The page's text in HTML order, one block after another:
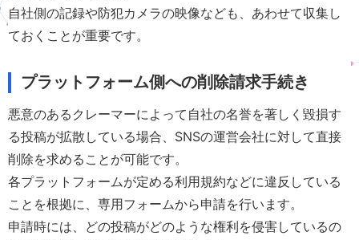
自社側の記録や防犯カメラの映像なども、あわせて収集し
ておくことが重要です。
プラットフォーム側への削除請求手続き
悪意のあるクレーマーによって自社の名誉を著しく毀損す
る投稿が拡散している場合、SNSの運営会社に対して直接
削除を求めることが可能です。
各プラットフォームが定める利用規約などに違反している
ことを根拠に、専用フォームから申請を行います。
申請時には、どの投稿がどのような権利を侵害しているの